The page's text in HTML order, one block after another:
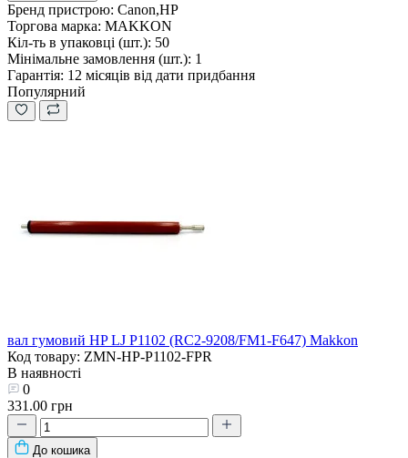
Бренд пристрою: Canon,HP
Торгова марка: MAKKON
Кіл-ть в упаковці (шт.): 50
Мінімальне замовлення (шт.): 1
Гарантія: 12 місяців від дати придбання
Популярний
вал гумовий HP LJ P1102 (RC2-9208/FM1-F647) Makkon
Код товару: ZMN-HP-P1102-FPR
В наявності
0
331.00 грн
До кошика